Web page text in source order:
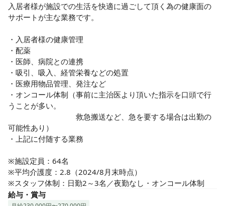
平均有給休暇取得日数（年間） 9.0日
育児休業取得者数　11名
職： 53.5％
介護未経験でもOK。大手ならではの丁寧な教育体制で、スペ
シャリストをめざせます。
施設内は広く、ゆったりと落ち着いていて、和気あいあいと
しています。
困ったことや心配ごとに、先輩・同僚がすぐに相談に乗って
くれる、温かい環境です。
ぜひ、あなた様からのご応募お待ちしております。
入居者様が施設での生活を快適に過ごして頂く為の健康面の
サポートが主な業務です。
・入居者様の健康管理
・配薬
・医師、病院との連携
・吸引、吸入、経管栄養などの処置
・医療用物品管理、発注など
・オンコール体制（事前に主治医より頂いた指示を口頭で行
うことが多い。
救急搬送など、急を要する場合は出勤の
可能性あり）
・上記に付随する業務
※施設定員：64名
※平均介護度：2.8（2024/8月末時点）
※スタッフ体制：日勤2～3名／夜勤なし・オンコール体制
給与・賞与